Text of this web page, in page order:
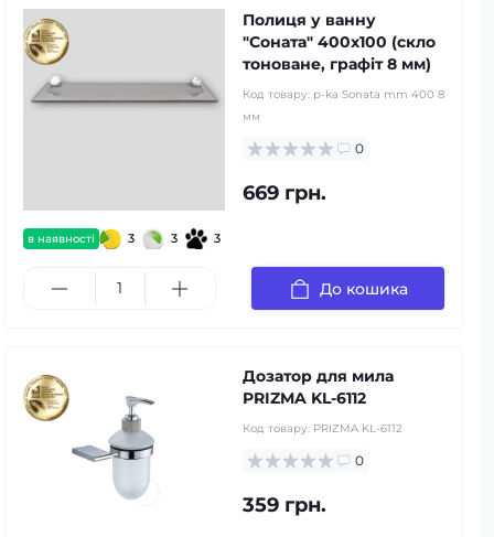
в наявності 3 3 3
Полиця у ванну
"Соната" 400x100 (скло
тоноване, графiт 8 мм)
Код товару: p-ka Sonata mm 400 8
мм
0
669 грн.
До кошика
Дозатор для мила
PRIZMA KL-6112
Код товару: PRIZMA KL-6112
0
359 грн.